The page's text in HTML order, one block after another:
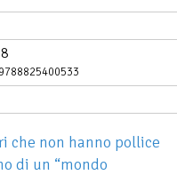
che non hanno pollice
di un “mondo